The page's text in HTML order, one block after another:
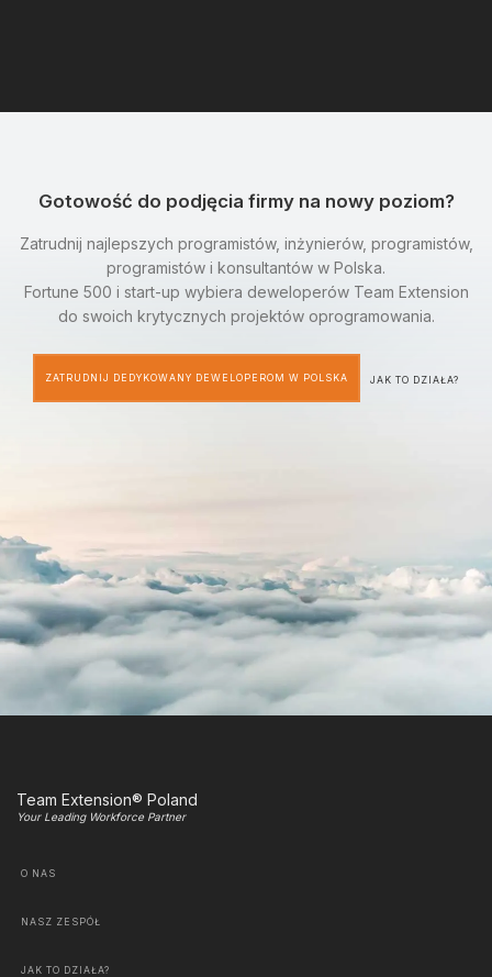
Gotowość do podjęcia firmy na nowy poziom?
Zatrudnij najlepszych programistów, inżynierów, programistów,
programistów i konsultantów w Polska.
Fortune 500 i start-up wybiera deweloperów Team Extension
do swoich krytycznych projektów oprogramowania.
ZATRUDNIJ DEDYKOWANY DEWELOPEROM W POLSKA JAK TO DZIAŁA?
Team Extension® Poland
Your Leading Workforce Partner
O NAS
NASZ ZESPÓŁ
JAK TO DZIAŁA?